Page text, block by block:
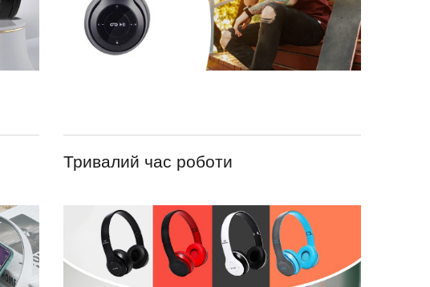
Тривалий час роботи